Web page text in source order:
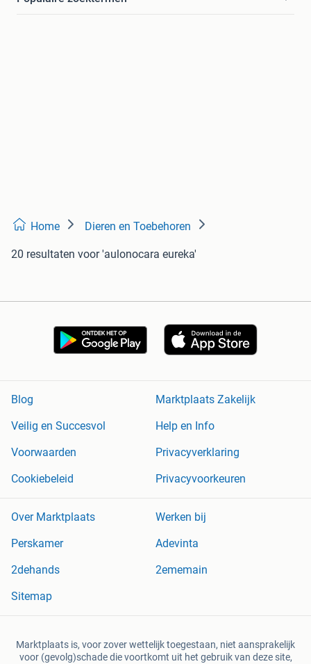
Home Dieren en Toebehoren
20 resultaten voor 'aulonocara eureka'
Blog
Marktplaats Zakelijk
Veilig en Succesvol
Help en Info
Voorwaarden
Privacyverklaring
Cookiebeleid
Privacyvoorkeuren
Over Marktplaats
Werken bij
Perskamer
Adevinta
2dehands
2ememain
Sitemap
Marktplaats is, voor zover wettelijk toegestaan, niet aansprakelijk
voor (gevolg)schade die voortkomt uit het gebruik van deze site,